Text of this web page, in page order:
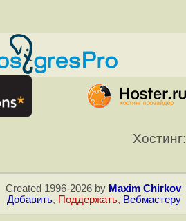
Хостинг:
Created 1996-2026 by Maxim Chirkov
Добавить, Поддержать, Вебмастеру